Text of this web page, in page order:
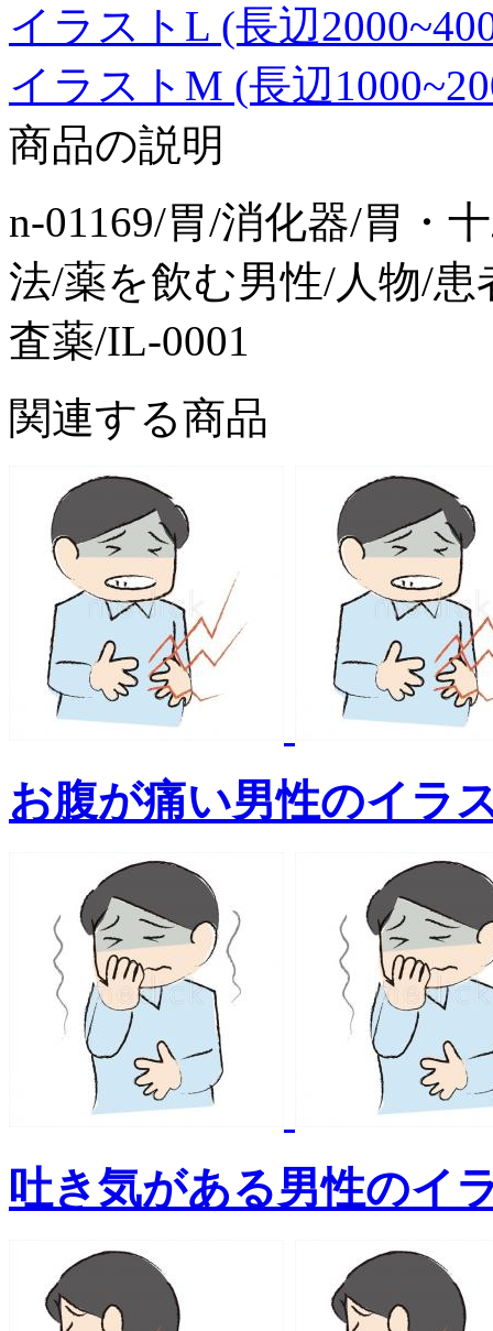
イラストL (長辺
イラストM (長辺
商品の説明
n-01169/胃/消化器/胃・
法/薬を飲む男性/人物/
査薬/IL-0001
関連する商品
お腹が痛い男性のイラ
吐き気がある男性のイ